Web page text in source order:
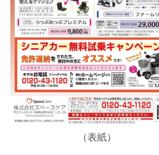
（表紙）